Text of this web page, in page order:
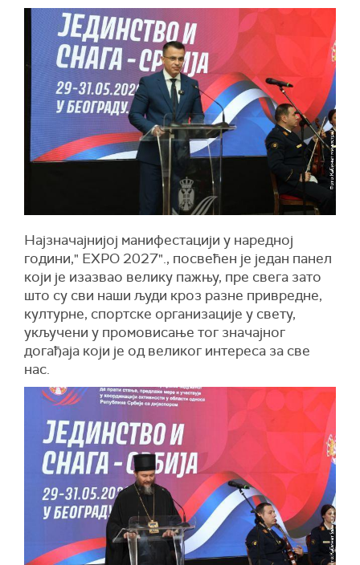
Најзначајнијој манифестацији у наредној
години," ЕXPО 2027"., посвећен је један панел
који је изазвао велику пажњу, пре свега зато
што су сви наши људи кроз разне привредне,
културне, спортске организације у свету,
укључени у промовисање тог значајног
догађаја који је од великог интереса за све
нас.